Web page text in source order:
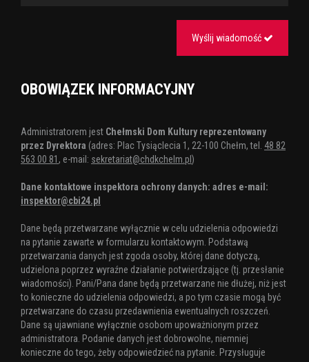
Wyślij wiadomość
OBOWIĄZEK INFORMACYJNY
Administratorem jest Chełmski Dom Kultury reprezentowany
przez Dyrektora (adres: Plac Tysiąclecia 1, 22-100 Chełm, tel. 48 82
563 00 81 , e-mail: sekretariat@chdkchelm.pl )
Dane kontaktowe inspektora ochrony danych: adres e-mail:
inspektor@cbi24.pl
Dane będą przetwarzane wyłącznie w celu udzielenia odpowiedzi
na pytanie zawarte w formularzu kontaktowym. Podstawą
przetwarzania danych jest zgoda osoby, której dane dotyczą,
udzielona poprzez wyraźne działanie potwierdzające (tj. przesłanie
wiadomości). Pani/Pana dane będą przetwarzane nie dłużej, niż jest
to konieczne do udzielenia odpowiedzi, a po tym czasie mogą być
przetwarzane do czasu przedawnienia ewentualnych roszczeń.
Dane są ujawniane wyłącznie osobom upoważnionym przez
administratora. Podanie danych jest dobrowolne, niemniej
konieczne do tego, żeby odpowiedzieć na pytanie. Przysługuje